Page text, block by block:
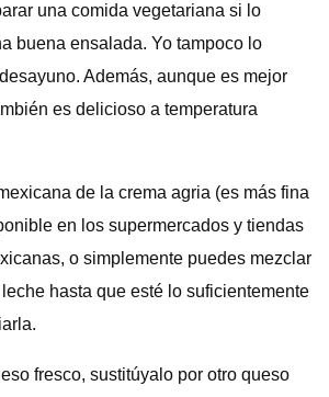
una comida vegetariana si lo
buena ensalada. Yo tampoco lo
Además, aunque es mejor
es delicioso a temperatura
de la crema agria (es más fina
en los supermercados y tiendas
o simplemente puedes mezclar
hasta que esté lo suficientemente
fresco, sustitúyalo por otro queso